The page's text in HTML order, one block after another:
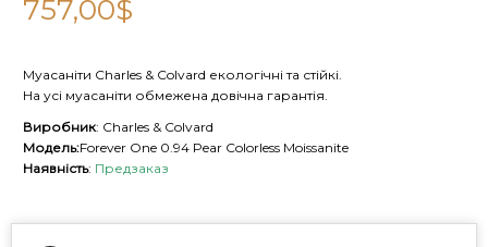
757,00$
Муасаніти Charles & Colvard екологічні та стійкі.
На усі муасаніти обмежена довічна гарантія.
Виробник: Charles & Colvard
Модель:Forever One 0.94 Pear Colorless Moissanite
Наявність: Предзаказ